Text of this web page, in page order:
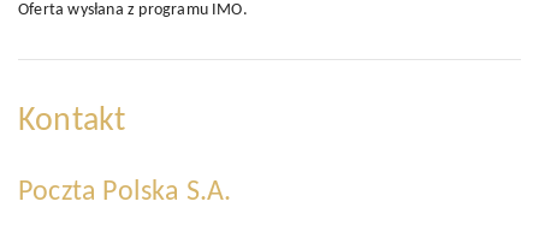
Oferta wysłana z programu IMO.
Kontakt
Poczta Polska S.A.